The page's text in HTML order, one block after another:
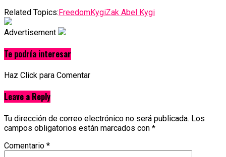
Related Topics:FreedomKygiZak Abel Kygi
Advertisement
Te podría interesar
Haz Click para Comentar
Leave a Reply
Tu dirección de correo electrónico no será publicada. Los
campos obligatorios están marcados con *
Comentario *